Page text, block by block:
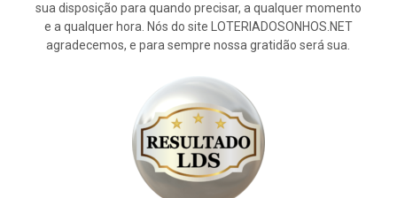
sua disposição para quando precisar, a qualquer momento
e a qualquer hora. Nós do site LOTERIADOSONHOS.NET
agradecemos, e para sempre nossa gratidão será sua.